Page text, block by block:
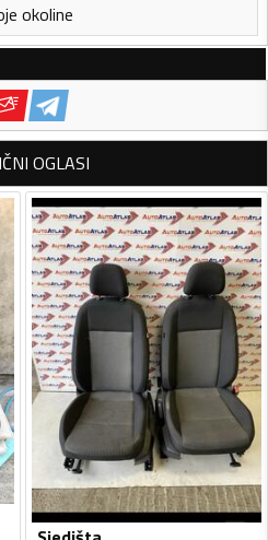
okoline
OGLASI